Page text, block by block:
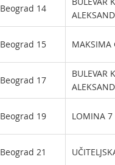
Beograd 14
Beograd 15 MAKSIMA
Beograd 17
BULEVAR
Beograd 19 LOMINA 7
Beograd 21